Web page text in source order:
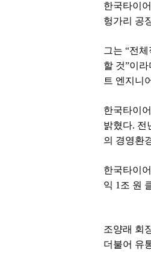
한국타이
헝가리 공
그는 “전
할 것”이
트 엔지니
한국타이
밝혔다. 전
의 경영환
한국타이
익 1조 원
조양래 회
더불어 유